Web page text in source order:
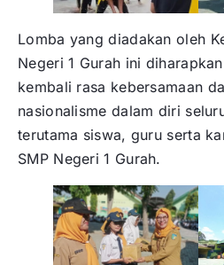
Lomba yang diadakan oleh
Negeri 1 Gurah ini
kembali rasa kebersamaan
nasionalisme dalam diri
terutama siswa, guru serta
SMP Negeri 1 Gurah.